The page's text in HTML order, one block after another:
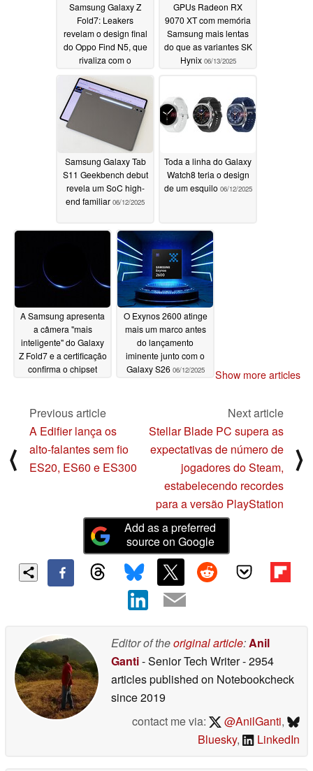
Samsung Galaxy Z
Fold7: Leakers
revelam o design final
do Oppo Find N5, que
rivaliza com o
dobrável, antes do
tempo06/13/2025
GPUs Radeon RX
9070 XT com memória
Samsung mais lentas
do que as variantes SK
Hynix 06/13/2025
Samsung Galaxy Tab
S11 Geekbench debut
revela um SoC high-
end familiar 06/12/2025
Toda a linha do Galaxy
Watch8 teria o design
de um esquilo 06/12/2025
A Samsung apresenta
a câmera "mais
inteligente" do Galaxy
Z Fold7 e a certificação
confirma o chipset
O Exynos 2600 atinge
mais um marco antes
do lançamento
iminente junto com o
Galaxy S26 06/12/2025 Show more articles
⟨
Previous article
A Edifier lança os
alto-falantes sem fio
ES20, ES60 e ES300
Next article
Stellar Blade PC supera as
expectativas de número de
jogadores do Steam,
estabelecendo recordes
para a versão PlayStation
⟩
Add as a preferred
source on Google
Editor of theoriginal article: Anil
Ganti- Senior Tech Writer- 2954
articles published on Notebookcheck
since 2019
contact me via:
@AnilGanti,
Bluesky, LinkedIn